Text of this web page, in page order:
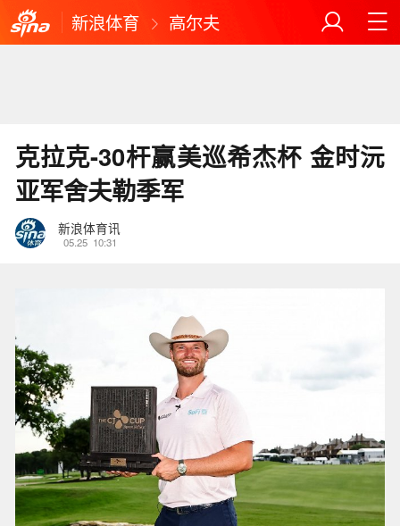
新浪体育 高尔夫
克拉克-30杆赢美巡希杰杯 金时沅
亚军舍夫勒季军
新浪体育讯
05.25 10:31